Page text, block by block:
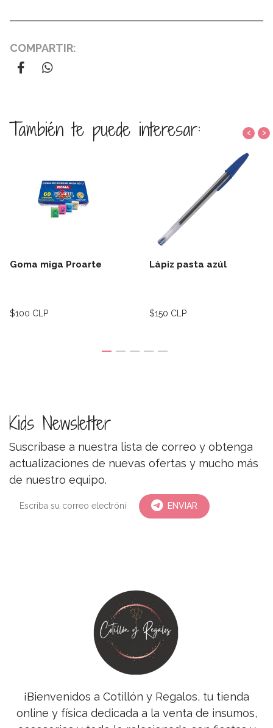
COMPARTIR:
También te puede interesar:
Goma miga Proarte
$100 CLP
Lápiz pasta azúl
$150 CLP
‹ ›
Kids Newsletter
Suscríbase a nuestra lista de correo y obtenga
actualizaciones de nuevas ofertas y mucho más
de nuestro equipo.
ENVIAR
¡Bienvenidos a Cotillón y Regalos, tu tienda
online y física dedicada a la venta de insumos,